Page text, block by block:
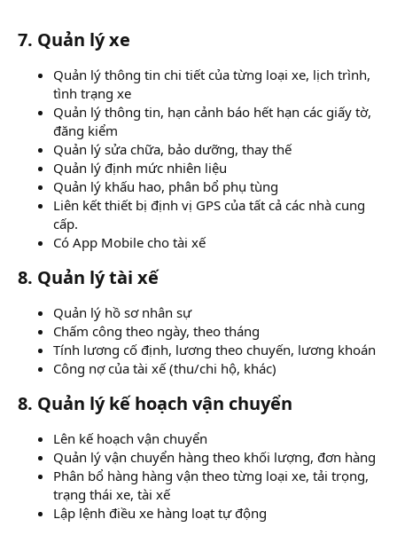
7. Quản lý xe
Quản lý thông tin chi tiết của từng loại xe, lịch trình,
tình trạng xe
Quản lý thông tin, hạn cảnh báo hết hạn các giấy tờ,
đăng kiểm
Quản lý sửa chữa, bảo dưỡng, thay thế
Quản lý định mức nhiên liệu
Quản lý khấu hao, phân bổ phụ tùng
Liên kết thiết bị định vị GPS của tất cả các nhà cung
cấp.
Có App Mobile cho tài xế
8. Quản lý tài xế
Quản lý hồ sơ nhân sự
Chấm công theo ngày, theo tháng
Tính lương cố định, lương theo chuyến, lương khoán
Công nợ của tài xế (thu/chi hộ, khác)
8. Quản lý kế hoạch vận chuyển
Lên kế hoạch vận chuyển
Quản lý vận chuyển hàng theo khối lượng, đơn hàng
Phân bổ hàng hàng vận theo từng loại xe, tải trọng,
trạng thái xe, tài xế
Lập lệnh điều xe hàng loạt tự động